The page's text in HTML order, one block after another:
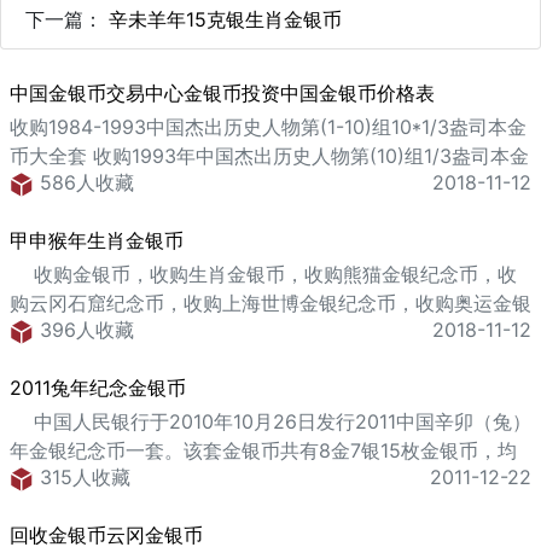
下一篇： 辛未羊年15克银生肖金银币
中国金银币交易中心金银币投资中国金银币价格表
收购1984-1993中国杰出历史人物第(1-10)组10*1/3盎司本金
币大全套 收购1993年中国杰出历史人物第(10)组1/3盎司本金
币--毛泽东 收购1984-1993中国杰出历史人物第(1-10)组
盎司本金币--武则天 回购1990年中国杰出历史人物第(7)组
1/3盎司本金币--朱元璋 回购1991年中国杰出历
586人收藏 2018-11-12
甲申猴年生肖金银币
收购金银币，收购生肖金银币，收购熊猫金银纪念币，收
购云冈石窟纪念币，收购上海世博金银纪念币，收购奥运金银
币，收购文化艺术金银币 中国人民银行于2003年发行2004
6银12枚金银币，均为中华人民共和国法定货币。 1/10盎司
圆形金币正面图案：&n
396人收藏 2018-11-12
2011兔年纪念金银币
中国人民银行于2010年10月26日发行2011中国辛卯（兔）
年金银纪念币一套。该套金银币共有8金7银15枚金银币，均
为中华人民共和国法定货币。 2011中国辛卯（兔）年金银纪
年年有余吉祥纹饰，并刊国名、年号。 背面图案： 兔的写实
315人收藏 2011-12-22
回收金银币云冈金银币